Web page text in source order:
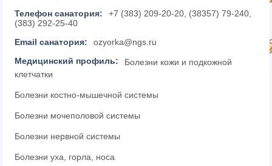
Телефон санатория:
+7 (383) 209-20-20, (38357) 79-240,
(383) 292-25-40
Email санатория:
ozyorka@ngs.ru
Медицинский профиль:
Болезни кожи и подкожной
клетчатки
Болезни костно-мышечной системы
Болезни мочеполовой системы
Болезни нервной системы
Болезни уха, горла, носа